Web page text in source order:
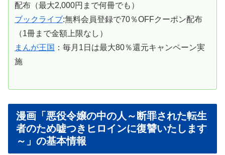
配布（最大2,000円まで何冊でも）
ブックライブ:無料会員登録で70％OFFクーポン配布
（1冊まで金額上限なし）
まんが王国 ：毎月1日は最大80％還元キャンペーン実
施
漫画「悪役令嬢の中の人～断罪された転生
者のため嘘つきヒロインに復讐いたします
～」の基本情報